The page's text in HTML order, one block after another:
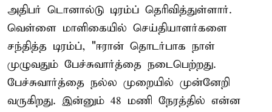
அதிபர் டொனால்டு டிரம்ப் தெரிவித்துள்ளார்.
வெள்ளை மாளிகையில் செய்தியாளர்களை
சந்தித்த டிரம்ப், "ஈரான் தொடர்பாக நாள்
முழுவதும் பேச்சுவார்த்தை நடைபெற்றது.
பேச்சுவார்த்தை நல்ல முறையில் முன்னேறி
வருகிறது. இன்னும் 48 மணி நேரத்தில் என்ன